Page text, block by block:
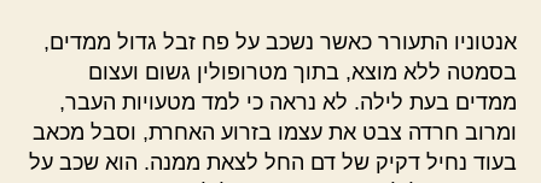
אנטוניו התעורר כאשר נשכב על פח זבל גדול ממדים,
בסמטה ללא מוצא, בתוך מטרופולין גשום ועצום
ממדים בעת לילה. לא נראה כי למד מטעויות העבר,
ומרוב חרדה צבט את עצמו בזרוע האחרת, וסבל מכאב
בעוד נחיל דקיק של דם החל לצאת ממנה. הוא שכב על